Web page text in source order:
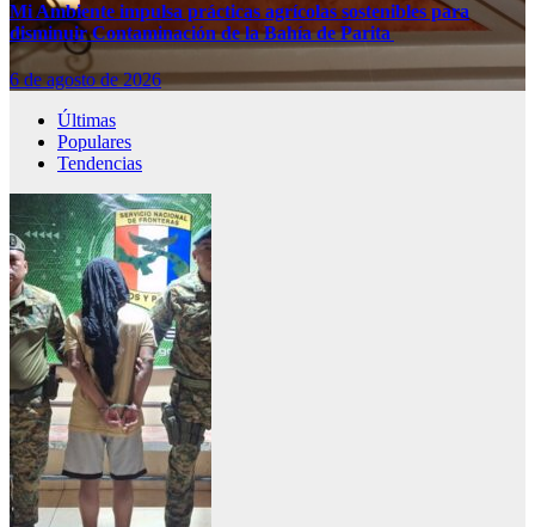
Mi Ambiente impulsa prácticas agrícolas sostenibles para
disminuir Contaminación de la Bahía de Parita
6 de agosto de 2026
Últimas
Populares
Tendencias